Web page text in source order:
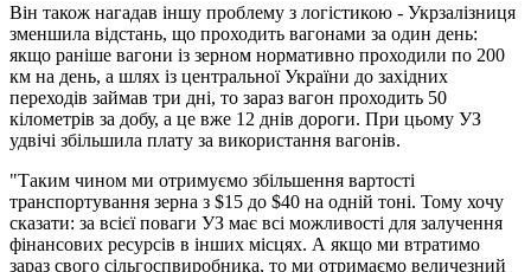
Він також нагадав іншу проблему з логістикою - Укрзалізниця
зменшила відстань, що проходить вагонами за один день:
якщо раніше вагони із зерном нормативно проходили по 200
км на день, а шлях із центральної України до західних
переходів займав три дні, то зараз вагон проходить 50
кілометрів за добу, а це вже 12 днів дороги. При цьому УЗ
удвічі збільшила плату за використання вагонів.
"Таким чином ми отримуємо збільшення вартості
транспортування зерна з $15 до $40 на одній тоні. Тому хочу
сказати: за всієї поваги УЗ має всі можливості для залучення
фінансових ресурсів в інших місцях. А якщо ми втратимо
зараз свого сільгоспвиробника, то ми отримаємо величезний